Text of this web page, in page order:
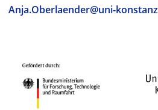
Anja.Oberlaender@uni-